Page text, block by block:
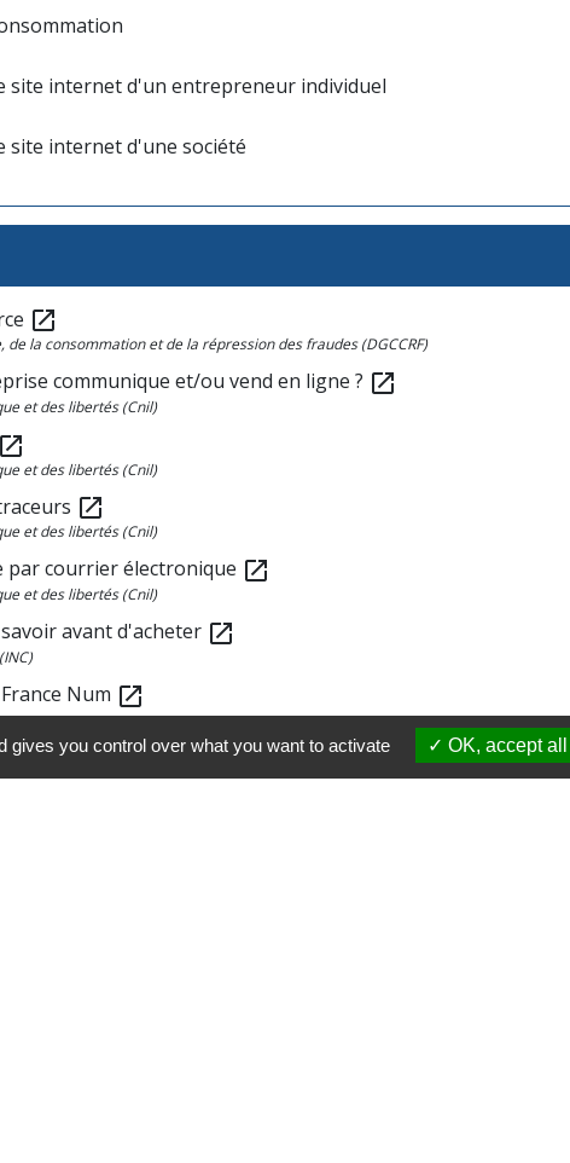
site internet d'un entrepreneur individuel
internet d'une société
open_in_new
la consommation et de la répression des fraudes (DGCCRF)
communique et/ou vend en ligne ? open_in_new
et des libertés (Cnil)
open_in_new
et des libertés (Cnil)
open_in_new
et des libertés (Cnil)
par courrier électronique open_in_new
et des libertés (Cnil)
avant d'acheter open_in_new
Num open_in_new
gives you control over what you want to activate OK, accept all